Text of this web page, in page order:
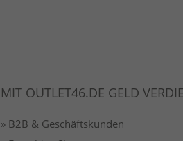
MIT OUTLET46.DE GELD
» B2B & Geschäftskunden